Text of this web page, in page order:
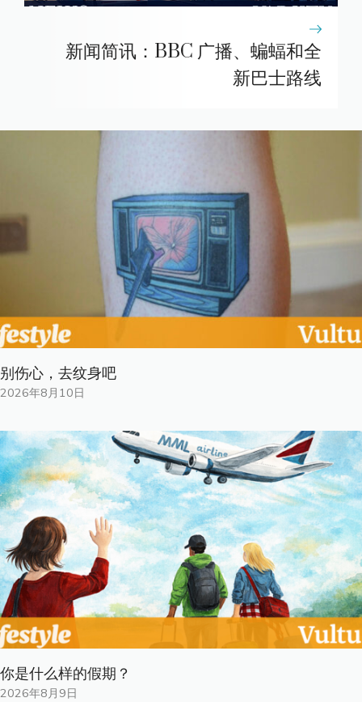
新闻简讯：BBC 广播、蝙蝠和全
新巴士路线
别伤心，去纹身吧
2026年8月10日
你是什​​么样的假期？
2026年8月9日